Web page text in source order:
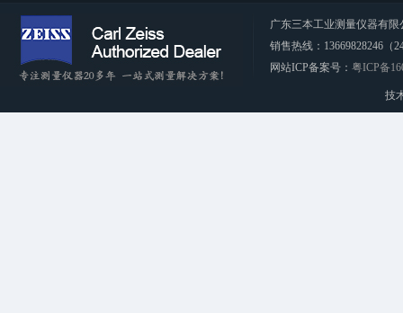
广东三本工业测量仪器有限
销售热线：13669828246（
网站ICP备案号： 粤ICP备
技